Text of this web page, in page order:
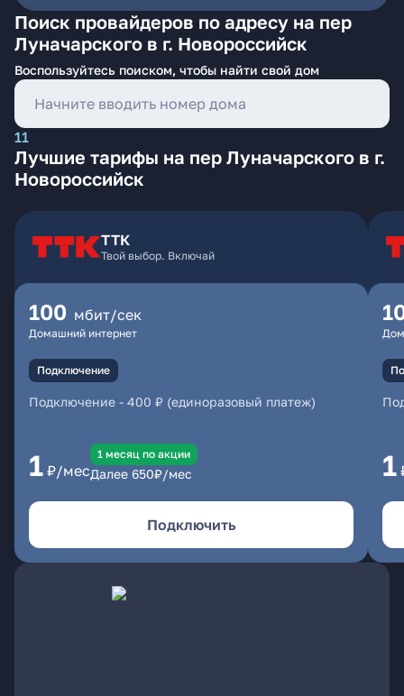
Поиск провайдеров по адресу на пер
Луначарского в г. Новороссийск
Воспользуйтесь поиском, чтобы найти свой дом
11
Лучшие тарифы на пер Луначарского в г.
Новороссийск
ТТК
Твой выбор. Включай
100 мбит/сек
Домашний интернет
Подключение
Подключение - 400 ₽ (единоразовый платеж)
1 ₽/мес
1 месяц по акции
Далее 650₽/мес
Подключить
1